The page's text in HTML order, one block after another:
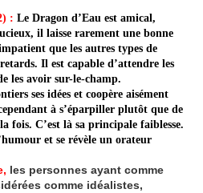
: Le Dragon d’Eau est amical,
il laisse rarement une bonne
que les autres types de
Il est capable d’attendre les
les avoir sur-le-champ.
ses idées et coopère aisément
à s’éparpiller plutôt que de
fois. C’est là sa principale faiblesse.
et se révèle un orateur
les personnes ayant comme
comme idéalistes,